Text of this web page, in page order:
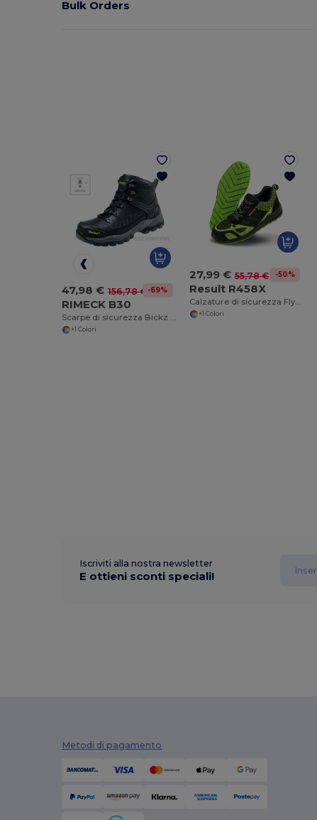
Bulk Orders
47,98 € 156,78 € -69%
RIMECK B30
+1 Colori
27,99 € 55,78 € -50%
Result R458X
+1 Colori
Iscriviti alla nostra newsletter
E ottieni sconti speciali!
Metodi di pagamento